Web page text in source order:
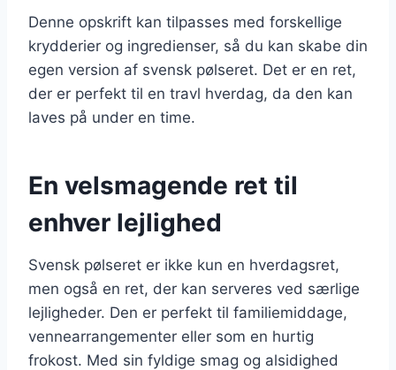
Denne opskrift kan tilpasses med forskellige
krydderier og ingredienser, så du kan skabe din
egen version af svensk pølseret. Det er en ret,
der er perfekt til en travl hverdag, da den kan
laves på under en time.
En velsmagende ret til
enhver lejlighed
Svensk pølseret er ikke kun en hverdagsret,
men også en ret, der kan serveres ved særlige
lejligheder. Den er perfekt til familiemiddage,
vennearrangementer eller som en hurtig
frokost. Med sin fyldige smag og alsidighed